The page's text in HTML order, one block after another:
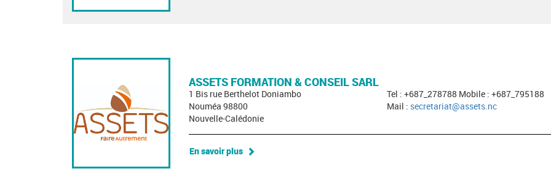
ASSETS FORMATION & CONSEIL SARL
1 Bis rue Berthelot Doniambo
Nouméa 98800
Nouvelle-Calédonie
Tel : +687_278788 Mobile : +687_795188
Mail : secretariat@assets.nc
En savoir plus